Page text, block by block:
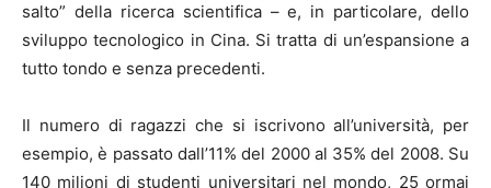
salto” della ricerca scientifica – e, in particolare, dello
sviluppo tecnologico in Cina. Si tratta di un’espansione a
tutto tondo e senza precedenti.
Il numero di ragazzi che si iscrivono all’università, per
esempio, è passato dall’11% del 2000 al 35% del 2008. Su
140 milioni di studenti universitari nel mondo, 25 ormai